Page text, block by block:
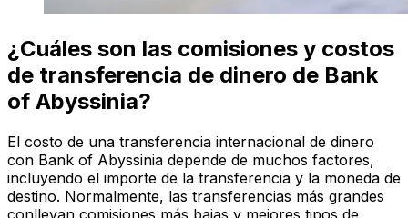
¿Cuáles son las comisiones y costos
de transferencia de dinero de Bank
of Abyssinia?
El costo de una transferencia internacional de dinero
con Bank of Abyssinia depende de muchos factores,
incluyendo el importe de la transferencia y la moneda de
destino. Normalmente, las transferencias más grandes